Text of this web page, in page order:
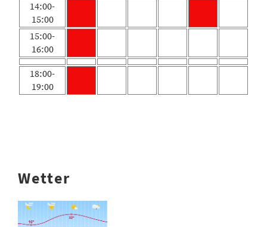
14:00-
15:00
15:00-
16:00
18:00-
19:00
Wetter